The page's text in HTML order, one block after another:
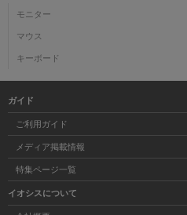
モニター
マウス
キーボード
ガイド
ご利用ガイド
メディア掲載情報
特集ページ一覧
イオシスについて